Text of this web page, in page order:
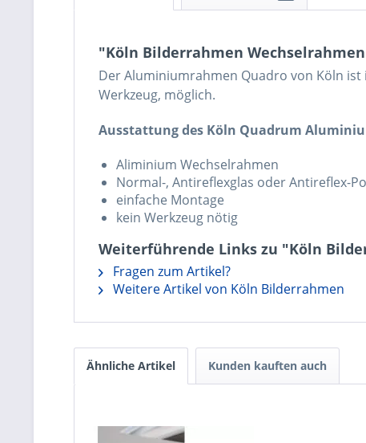
"Köln Bilderrahmen
Der Aluminiumrahmen Quadro von Köln
Werkzeug, möglich.
Ausstattung des Köln Quadrum
Aliminium Wechselrahmen
Normal-, Antireflexglas oder Antireflex-
einfache Montage
kein Werkzeug nötig
Weiterführende Links zu "Köln
Fragen zum Artikel?
Weitere Artikel von Köln Bilderrahmen
Ähnliche Artikel Kunden kauften auch